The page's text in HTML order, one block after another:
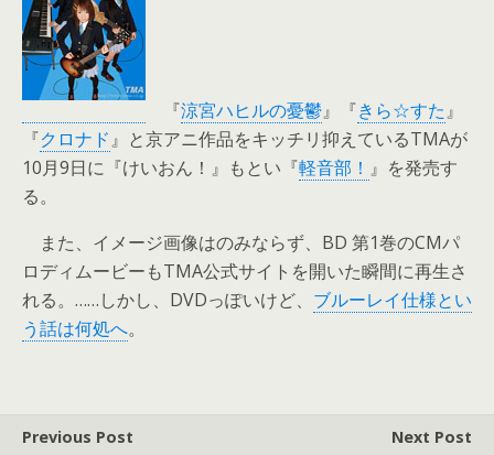
『涼宮ハヒルの憂鬱』『きら☆すた』
『クロナド』と京アニ作品をキッチリ抑えているTMAが
10月9日に『けいおん！』もとい『軽音部！ 』を発売す
る。
また、イメージ画像はのみならず、BD 第1巻のCMパ
ロディムービーもTMA公式サイトを開いた瞬間に再生さ
れる。……しかし、DVDっぽいけど、 ブルーレイ仕様とい
う話は何処へ。
Previous Post Next Post